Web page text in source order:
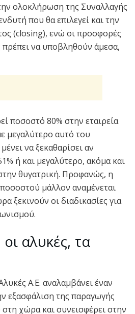
ολοκλήρωση της Συναλλαγής
που θα επιλεγεί και την
(closing), ενώ οι προσφορές
να υποβληθούν άμεσα,
ποσοστό 80% στην εταιρεία
μεγαλύτερο αυτό του
να ξεκαθαρίσει αν
ή και μεγαλύτερο, ακόμα και
θυγατρική. Προφανώς, η
μάλλον αναμένεται
ξεκινούν οι διαδικασίες για
αλυκές, τα
Α.Ε. αναλαμβάνει έναν
εξασφάλιση της παραγωγής
χώρα και συνεισφέρει στην